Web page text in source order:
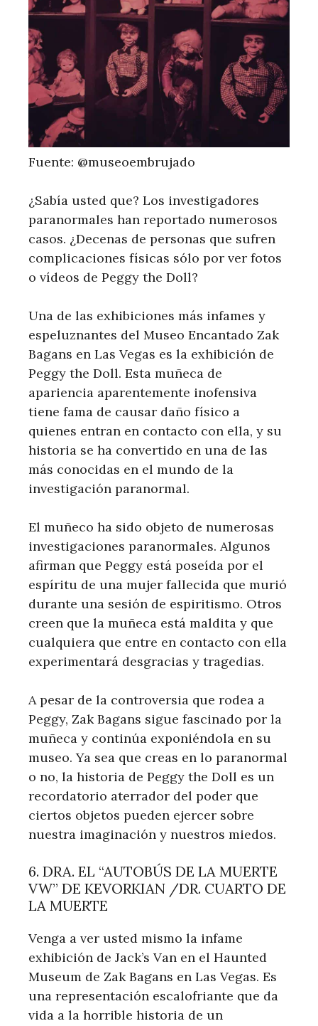
Fuente: @museoembrujado
¿Sabía usted que? Los investigadores
paranormales han reportado numerosos
casos. ¿Decenas de personas que sufren
complicaciones físicas sólo por ver fotos
o vídeos de Peggy the Doll?
Una de las exhibiciones más infames y
espeluznantes del Museo Encantado Zak
Bagans en Las Vegas es la exhibición de
Peggy the Doll. Esta muñeca de
apariencia aparentemente inofensiva
tiene fama de causar daño físico a
quienes entran en contacto con ella, y su
historia se ha convertido en una de las
más conocidas en el mundo de la
investigación paranormal.
El muñeco ha sido objeto de numerosas
investigaciones paranormales. Algunos
afirman que Peggy está poseída por el
espíritu de una mujer fallecida que murió
durante una sesión de espiritismo. Otros
creen que la muñeca está maldita y que
cualquiera que entre en contacto con ella
experimentará desgracias y tragedias.
A pesar de la controversia que rodea a
Peggy, Zak Bagans sigue fascinado por la
muñeca y continúa exponiéndola en su
museo. Ya sea que creas en lo paranormal
o no, la historia de Peggy the Doll es un
recordatorio aterrador del poder que
ciertos objetos pueden ejercer sobre
nuestra imaginación y nuestros miedos.
6. DRA. EL “AUTOBÚS DE LA MUERTE
VW” DE KEVORKIAN /DR. CUARTO DE
LA MUERTE
Venga a ver usted mismo la infame
exhibición de Jack’s Van en el Haunted
Museum de Zak Bagans en Las Vegas. Es
una representación escalofriante que da
vida a la horrible historia de un